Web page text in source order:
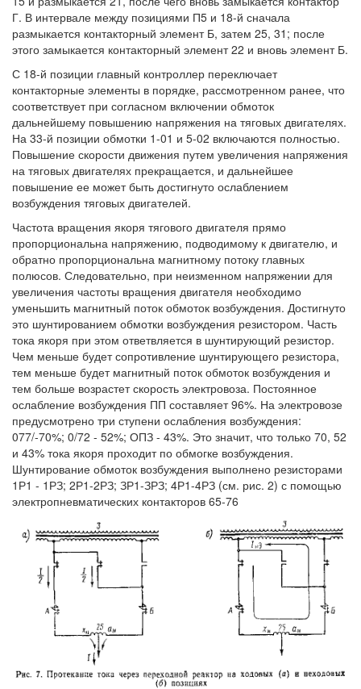
Г. В интервале между позициями П5 и 18-й сначала
размыкается контакторный элемент Б, затем 25, 31; после
этого замыкается контакторный элемент 22 и вновь элемент Б.
С 18-й позиции главный контроллер переключает
контакторные элементы в порядке, рассмотренном ранее, что
соответствует при согласном включении обмоток
дальнейшему повышению напряжения на тяговых двигателях.
На 33-й позиции обмотки 1-01 и 5-02 включаются полностью.
Повышение скорости движения путем увеличения напряжения
на тяговых двигателях прекращается, и дальнейшее
повышение ее может быть достигнуто ослаблением
возбуждения тяговых двигателей.
Частота вращения якоря тягового двигателя прямо
пропорциональна напряжению, подводимому к двигателю, и
обратно пропорциональна магнитному потоку главных
полюсов. Следовательно, при неизменном напряжении для
увеличения частоты вращения двигателя необходимо
уменьшить магнитный поток обмоток возбуждения. Достигнуто
это шунтированием обмотки возбуждения резистором. Часть
тока якоря при этом ответвляется в шунтирующий резистор.
Чем меньше будет сопротивление шунтирующего резистора,
тем меньше будет магнитный поток обмоток возбуждения и
тем больше возрастет скорость электровоза. Постоянное
ослабление возбуждения ПП составляет 96%. На электровозе
предусмотрено три ступени ослабления возбуждения:
077/-70%; 0/72 - 52%; ОПЗ - 43%. Это значит, что только 70, 52
и 43% тока якоря проходит по обмогке возбуждения.
Шунтирование обмоток возбуждения выполнено резисторами
1Р1 - 1РЗ; 2Р1-2РЗ; ЗР1-ЗРЗ; 4Р1-4РЗ (см. рис. 2) с помощью
электропневматических контакторов 65-76